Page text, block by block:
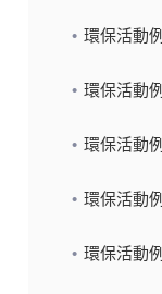
環保活動
環保活動
環保活動
環保活動
環保活動